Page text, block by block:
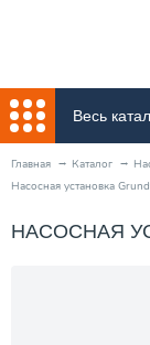
Весь
Главная Каталог
Насосная установка
НАСОСНАЯ